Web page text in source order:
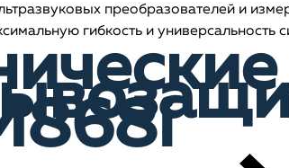
преобразователей и
гибкость и